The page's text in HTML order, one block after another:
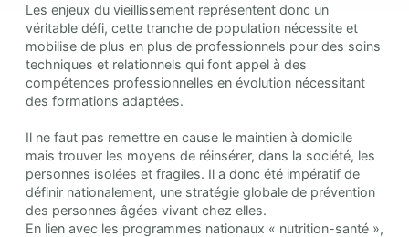
Les enjeux du vieillissement représentent donc un
véritable défi, cette tranche de population nécessite et
mobilise de plus en plus de professionnels pour des soins
techniques et relationnels qui font appel à des
compétences professionnelles en évolution nécessitant
des formations adaptées.
Il ne faut pas remettre en cause le maintien à domicile
mais trouver les moyens de réinsérer, dans la société, les
personnes isolées et fragiles. Il a donc été impératif de
définir nationalement, une stratégie globale de prévention
des personnes âgées vivant chez elles.
En lien avec les programmes nationaux « nutrition-santé »,